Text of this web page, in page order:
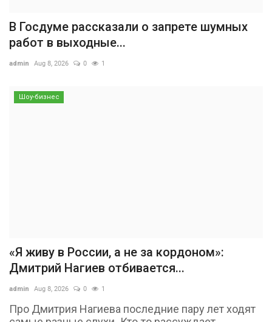
В Госдуме рассказали о запрете шумных
работ в выходные...
admin Aug 8, 2026 0 1
Шоу-бизнес
«Я живу в России, а не за кордоном»:
Дмитрий Нагиев отбивается...
admin Aug 8, 2026 0 1
Про Дмитрия Нагиева последние пару лет ходят